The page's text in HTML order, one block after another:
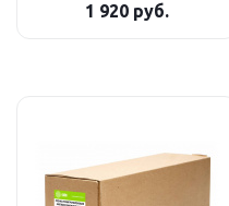
1 920 руб.